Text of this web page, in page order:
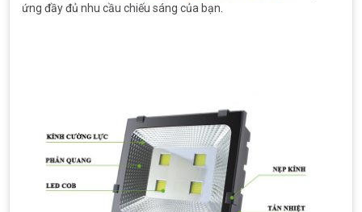
ứng đầy đủ nhu cầu chiếu sáng của bạn.